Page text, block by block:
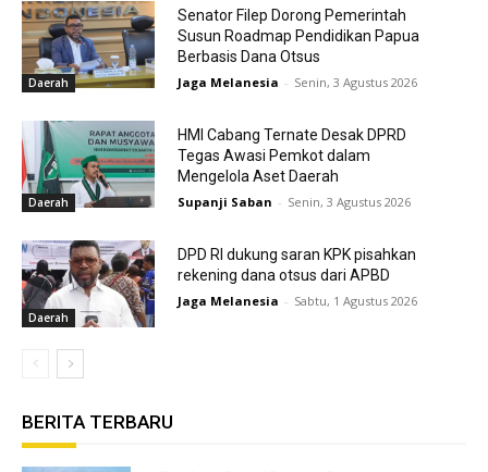
Daerah
Senator Filep Dorong Pemerintah
Susun Roadmap Pendidikan Papua
Berbasis Dana Otsus
Jaga Melanesia - Senin, 3 Agustus 2026
Daerah
HMI Cabang Ternate Desak DPRD
Tegas Awasi Pemkot dalam
Mengelola Aset Daerah
Supanji Saban - Senin, 3 Agustus 2026
Daerah
DPD RI dukung saran KPK pisahkan
rekening dana otsus dari APBD
Jaga Melanesia - Sabtu, 1 Agustus 2026
BERITA TERBARU